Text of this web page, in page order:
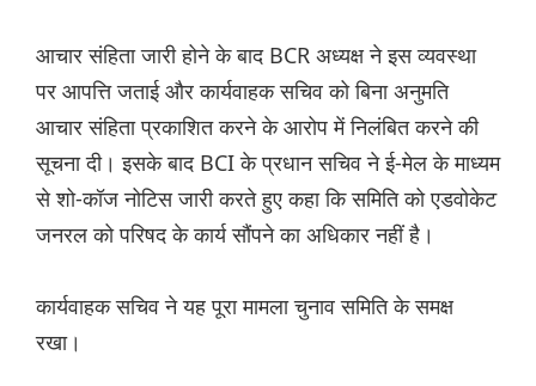
आचार संहिता जारी होने के बाद BCR अध्यक्ष ने इस व्यवस्था
पर आपत्ति जताई और कार्यवाहक सचिव को बिना अनुमति
आचार संहिता प्रकाशित करने के आरोप में निलंबित करने की
सूचना दी। इसके बाद BCI के प्रधान सचिव ने ई-मेल के माध्यम
से शो-कॉज नोटिस जारी करते हुए कहा कि समिति को एडवोकेट
जनरल को परिषद के कार्य सौंपने का अधिकार नहीं है।
कार्यवाहक सचिव ने यह पूरा मामला चुनाव समिति के समक्ष
रखा।